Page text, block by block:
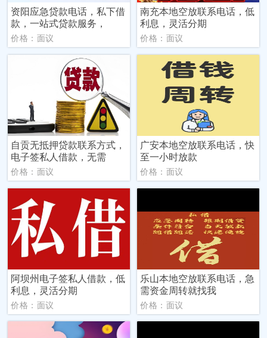
资阳应急贷款电话，私下借
款，一站式贷款服务，
价格：面议
南充本地空放联系电话，低
利息，灵活分期
价格：面议
自贡无抵押贷款联系方式，
电子签私人借款，无需
价格：面议
广安本地空放联系电话，快
至一小时放款
价格：面议
阿坝州电子签私人借款，低
利息，灵活分期
价格：面议
乐山本地空放联系电话，急
需资金周转就找我
价格：面议